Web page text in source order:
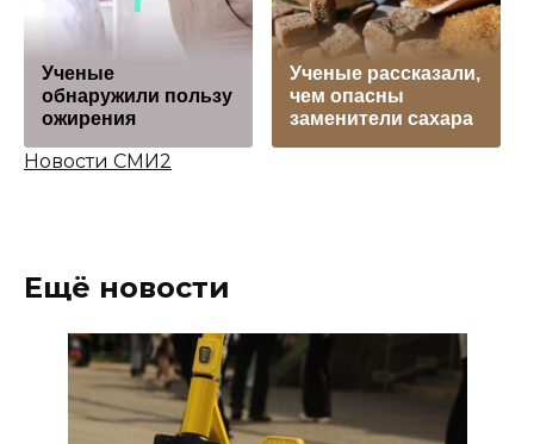
Ученые
обнаружили пользу
ожирения
Ученые рассказали,
чем опасны
заменители сахара
Новости СМИ2
Ещё новости